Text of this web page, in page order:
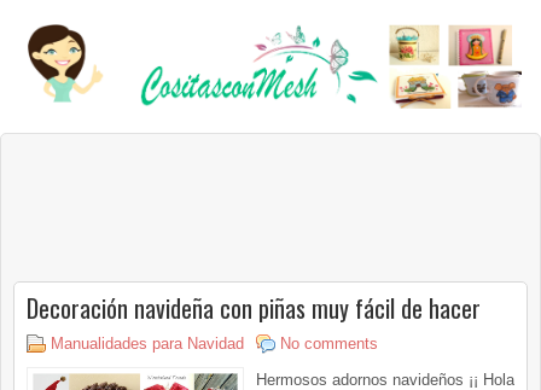
Decoración navideña con piñas muy fácil de hacer
Manualidades para Navidad
No comments
Hermosos adornos navideños ¡¡ Hola